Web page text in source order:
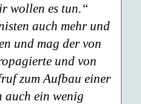
wollen es tun.“
auch mehr und
und mag der von
und von
zum Aufbau einer
auch ein wenig